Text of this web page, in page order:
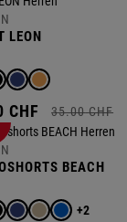
LEON
CHF 35.00 CHF
BEACH
+2